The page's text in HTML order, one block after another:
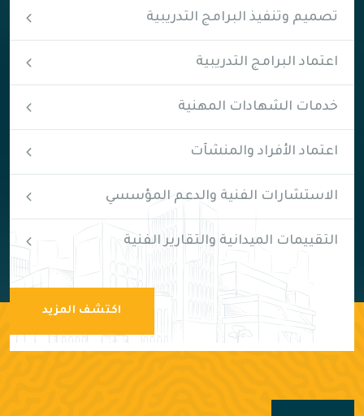
تصميم وتنفيذ البرامج التدريبية
اعتماد البرامج التدريبية
خدمات الشهادات المهنية
اعتماد الأفراد والمنشآت
الاستشارات الفنية والدعم المؤسسي
التقييمات الميدانية والتقارير الفنية
اكتشف المزيد